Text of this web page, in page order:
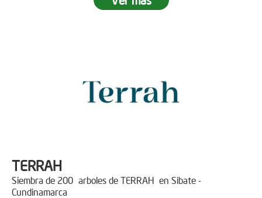
TERRAH
Siembra de 200 arboles de TERRAH en Sibate -
Cundinamarca